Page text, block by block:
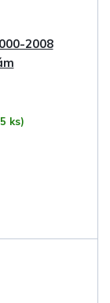
2008
ks)